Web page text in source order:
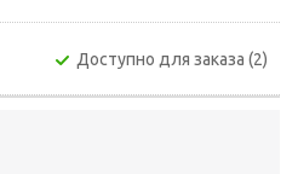
Доступно для заказа (2)